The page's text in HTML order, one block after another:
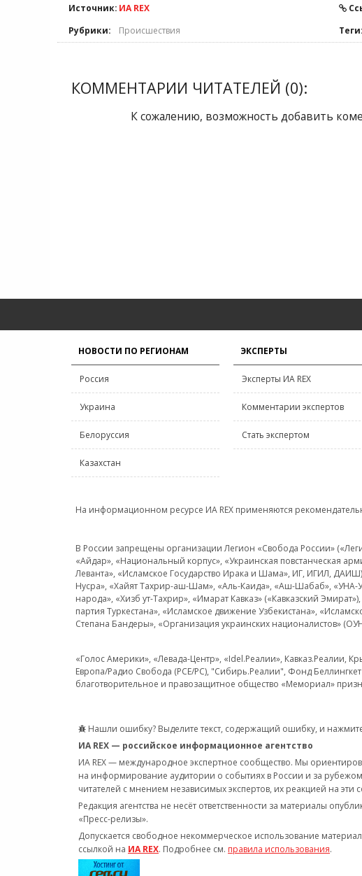
Источник: ИА REX
Рубрики:
Происшествия Теги:
КОММЕНТАРИИ ЧИТАТЕЛЕЙ (0):
К сожалению, возможность добавить
НОВОСТИ ПО РЕГИОНАМ
Россия
Украина
Белоруссия
Казахстан
ЭКСПЕРТЫ
Эксперты ИА REX
Комментарии экспертов
Стать экспертом
На информационном ресурсе ИА REX применяются
В России запрещены организации Легион «Свобода России»
«Айдар», «Национальный корпус», «Украинская повстанческая
Леванта», «Исламское Государство Ирака и Шама», ИГ, ИГИЛ,
Нусра», «Хайят Тахрир-аш-Шам», «Аль-Каида», «Аш-Шабаб», «УНА-
народа», «Хизб ут-Тахрир», «Имарат Кавказ» («Кавказский
партия Туркестана», «Исламское движение Узбекистана»,
Степана Бандеры», «Организация украинских националистов»
«Голос Америки», «Левада-Центр», «Idel.Реалии», Кавказ.Реалии,
Европа/Радио Свобода (PCE/PC), "Сибирь.Реалии", Фонд
благотворительное и правозащитное общество «Мемориал»
Нашли ошибку? Выделите текст, содержащий ошибку, и
ИА REX — российское информационное агентство
ИА REX — международное экспертное сообщество. Мы
на информирование аудитории о событиях в России и за
читателей с мнением независимых экспертов, их реакцией на эти
Редакция агентства не несёт ответственности за материалы
«Пресс-релизы».
Допускается свободное некоммерческое использование
ссылкой на ИА REX. Подробнее см. правила использования.